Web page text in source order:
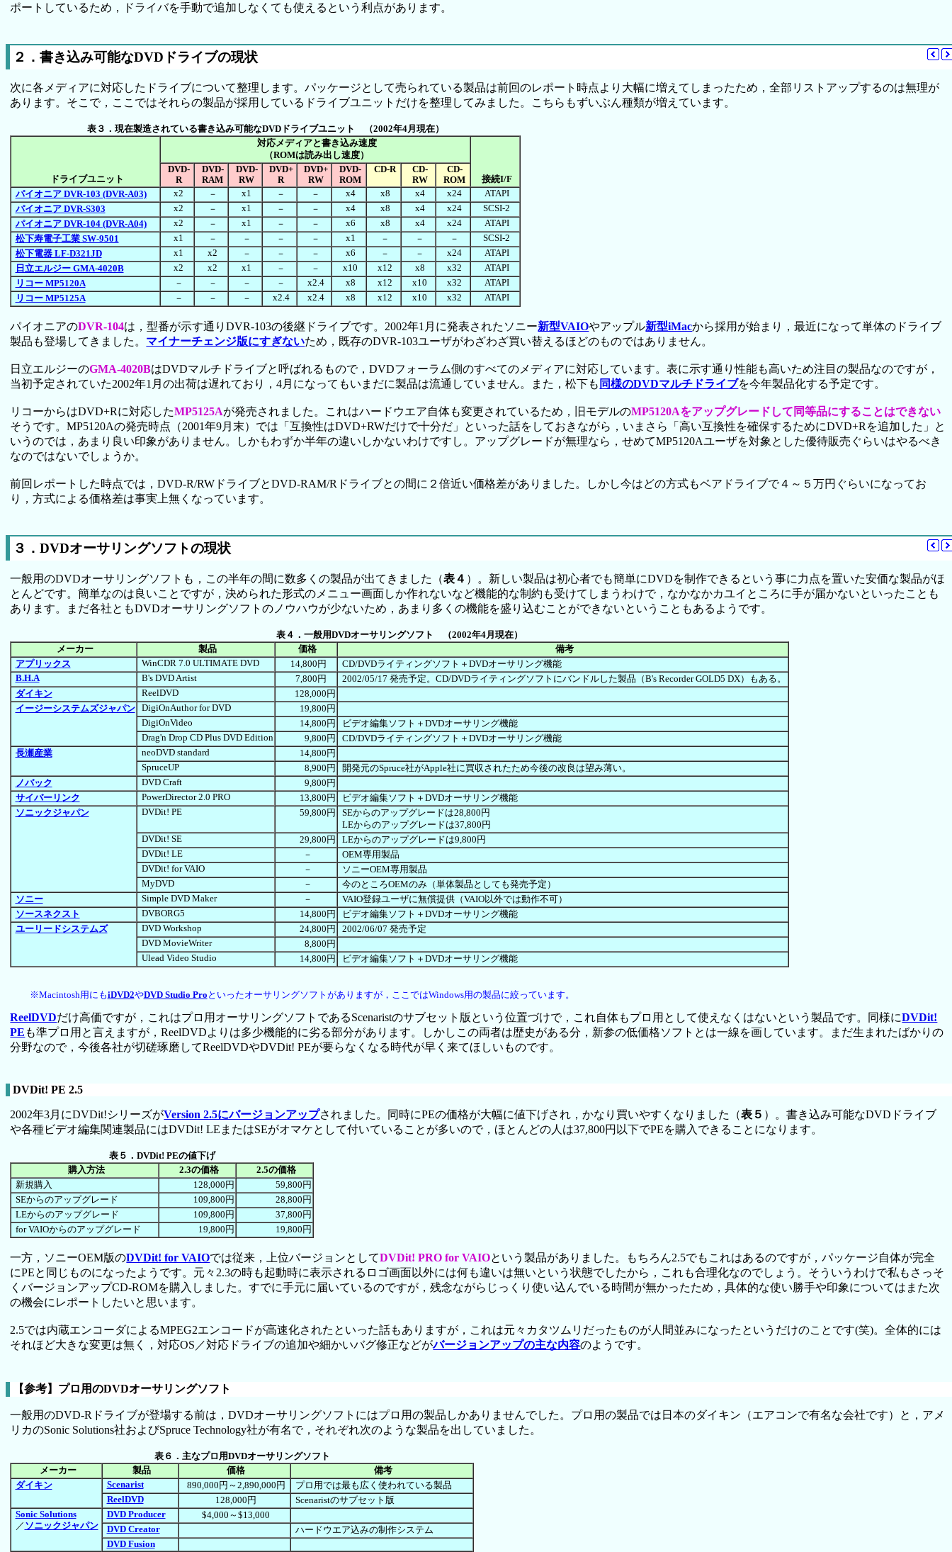
ポートしているため，ドライバを手動で追加しなくても使えるという利点があります。
２．書き込み可能なDVDドライブの現状
次に各メディアに対応したドライブについて整理します。パッケージとして売られている製品は前回のレポート時点より大幅に増えてしまったため，全部リストアップするのは無理が
あります。そこで，ここではそれらの製品が採用しているドライブユニットだけを整理してみました。こちらもずいぶん種類が増えています。
表３．現在製造されている書き込み可能なDVDドライブユニット （2002年4月現在）
ドライブユニット
対応メディアと書き込み速度
（ROMは読み出し速度）
接続I/F
DVD-
R
DVD-
RAM
DVD-
RW
DVD+
R
DVD+
RW
DVD-
ROM
CD-R
CD-
RW
CD-
ROM
パイオニア DVR-103 (DVR-A03)
x2 － x1 － － x4 x8 x4 x24
ATAPI
パイオニア DVR-S303
x2 － x1 － － x4 x8 x4 x24
SCSI-2
パイオニア DVR-104 (DVR-A04)
x2 － x1 － － x6 x8 x4 x24
ATAPI
松下寿電子工業 SW-9501
x1 － － － － x1 － － －
SCSI-2
松下電器 LF-D321JD
x1 x2 － － － x6 － － x24
ATAPI
日立エルジー GMA-4020B
x2 x2 x1 － － x10 x12 x8 x32
ATAPI
リコー MP5120A
－ － － － x2.4 x8 x12 x10 x32
ATAPI
リコー MP5125A
－ － － x2.4 x2.4 x8 x12 x10 x32 ATAPI
パイオニアのDVR-104は，型番が示す通りDVR-103の後継ドライブです。2002年1月に発表されたソニー新型VAIOやアップル新型iMacから採用が始まり，最近になって単体のドライブ
製品も登場してきました。 マイナーチェンジ版にすぎないため，既存のDVR-103ユーザがわざわざ買い替えるほどのものではありません。
日立エルジーのGMA-4020BはDVDマルチドライブと呼ばれるもので，DVDフォーラム側のすべてのメディアに対応しています。表に示す通り性能も高いため注目の製品なのですが，
当初予定されていた2002年1月の出荷は遅れており，4月になってもいまだに製品は流通していません。また，松下も 同様のDVDマルチドライブを今年製品化する予定です。
リコーからはDVD+Rに対応したMP5125Aが発売されました。これはハードウエア自体も変更されているため，旧モデルのMP5120Aをアップグレードして同等品にすることはできない
そうです。MP5120Aの発売時点（2001年9月末）では「互換性はDVD+RWだけで十分だ」といった話をしておきながら，いまさら「高い互換性を確保するためにDVD+Rを追加した」と
いうのでは，あまり良い印象がありません。しかもわずか半年の違いしかないわけですし。アップグレードが無理なら，せめてMP5120Aユーザを対象とした優待販売ぐらいはやるべき
なのではないでしょうか。
前回レポートした時点では，DVD-R/RWドライブとDVD-RAM/Rドライブとの間に２倍近い価格差がありました。しかし今はどの方式もベアドライブで４～５万円ぐらいになってお
り，方式による価格差は事実上無くなっています。
３．DVDオーサリングソフトの現状
一般用のDVDオーサリングソフトも，この半年の間に数多くの製品が出てきました（表４ ）。新しい製品は初心者でも簡単にDVDを制作できるという事に力点を置いた安価な製品がほ
とんどです。簡単なのは良いことですが，決められた形式のメニュー画面しか作れないなど機能的な制約も受けてしまうわけで，なかなかカユイところに手が届かないといったことも
あります。まだ各社ともDVDオーサリングソフトのノウハウが少ないため，あまり多くの機能を盛り込むことができないということもあるようです。
表４．一般用DVDオーサリングソフト （2002年4月現在）
メーカー
製品 価格
備考
アプリックス
WinCDR 7.0 ULTIMATE DVD 14,800円
CD/DVDライティングソフト＋DVDオーサリング機能
B.H.A
B's DVD Artist 7,800円
2002/05/17 発売予定。CD/DVDライティングソフトにバンドルした製品（B's Recorder GOLD5 DX）もある。
ダイキン
ReelDVD
128,000円
イージーシステムズジャパン
DigiOnAuthor for DVD
19,800円
DigiOnVideo
14,800円
ビデオ編集ソフト＋DVDオーサリング機能
Drag'n Drop CD Plus DVD Edition
9,800円
CD/DVDライティングソフト＋DVDオーサリング機能
長瀬産業
neoDVD standard
14,800円
SpruceUP
8,900円
開発元のSpruce社がApple社に買収されたため今後の改良は望み薄い。
ノバック
DVD Craft
9,800円
サイバーリンク
PowerDirector 2.0 PRO 13,800円
ビデオ編集ソフト＋DVDオーサリング機能
ソニックジャパン
DVDit! PE 59,800円
SEからのアップグレードは28,800円
LEからのアップグレードは37,800円
DVDit! SE
29,800円
LEからのアップグレードは9,800円
DVDit! LE
－
OEM専用製品
DVDit! for VAIO
－
ソニーOEM専用製品
MyDVD
－
今のところOEMのみ（単体製品としても発売予定）
ソニー
Simple DVD Maker －
VAIO登録ユーザに無償提供（VAIO以外では動作不可）
ソースネクスト
DVBORG5 14,800円
ビデオ編集ソフト＋DVDオーサリング機能
ユーリードシステムズ
DVD Workshop 24,800円
2002/06/07 発売予定
DVD MovieWriter
8,800円
Ulead Video Studio
14,800円 ビデオ編集ソフト＋DVDオーサリング機能
※Macintosh用にもiDVD2やDVD Studio Pro といったオーサリングソフトがありますが，ここではWindows用の製品に絞っています。
ReelDVDだけ高価ですが，これはプロ用オーサリングソフトであるScenaristのサブセット版という位置づけで，これ自体もプロ用として使えなくはないという製品です。同様にDVDit!
PE も準プロ用と言えますが，ReelDVDよりは多少機能的に劣る部分があります。しかしこの両者は歴史がある分，新参の低価格ソフトとは一線を画しています。まだ生まれたばかりの
分野なので，今後各社が切磋琢磨してReelDVDやDVDit! PEが要らなくなる時代が早く来てほしいものです。
DVDit! PE 2.5
2002年3月にDVDit!シリーズがVersion 2.5にバージョンアップされました。同時にPEの価格が大幅に値下げされ，かなり買いやすくなりました（表５ ）。書き込み可能なDVDドライブ
や各種ビデオ編集関連製品にはDVDit! LEまたはSEがオマケとして付いていることが多いので，ほとんどの人は37,800円以下でPEを購入できることになります。
表５．DVDit! PEの値下げ
購入方法
2.3の価格
2.5の価格
新規購入
128,000円
59,800円
SEからのアップグレード
109,800円
28,800円
LEからのアップグレード
109,800円
37,800円
for VAIOからのアップグレード
19,800円 19,800円
一方，ソニーOEM版のDVDit! for VAIOでは従来，上位バージョンとしてDVDit! PRO for VAIOという製品がありました。もちろん2.5でもこれはあるのですが，パッケージ自体が完全
にPEと同じものになったようです。元々2.3の時も起動時に表示されるロゴ画面以外には何も違いは無いという状態でしたから，これも合理化なのでしょう。そういうわけで私もさっそ
くバージョンアップCD-ROMを購入しました。すでに手元に届いているのですが，残念ながらじっくり使い込んでいる時間が無かったため，具体的な使い勝手や印象についてはまた次
の機会にレポートしたいと思います。
2.5では内蔵エンコーダによるMPEG2エンコードが高速化されたといった話もありますが，これは元々カタツムリだったものが人間並みになったというだけのことです(笑)。全体的には
それほど大きな変更は無く，対応OS／対応ドライブの追加や細かいバグ修正などがバージョンアップの主な内容のようです。
【参考】プロ用のDVDオーサリングソフト
一般用のDVD-Rドライブが登場する前は，DVDオーサリングソフトにはプロ用の製品しかありませんでした。プロ用の製品では日本のダイキン（エアコンで有名な会社です）と，アメ
リカのSonic Solutions社およびSpruce Technology社が有名で，それぞれ次のような製品を出していました。
表６．主なプロ用DVDオーサリングソフト
メーカー
製品 価格
備考
ダイキン
Scenarist 890,000円～2,890,000円
プロ用では最も広く使われている製品
ReelDVD
128,000円
Scenaristのサブセット版
Sonic Solutions
／ ソニックジャパン
DVD Producer
$4,000～$13,000
DVD Creator
ハードウエア込みの制作システム
DVD Fusion